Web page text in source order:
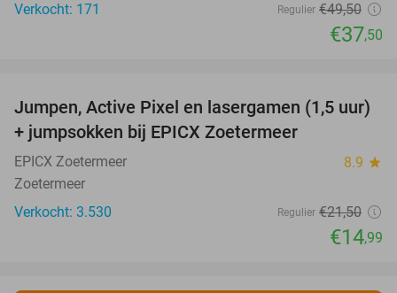
Verkocht: 171
Regulier €49,50
€37,50
30%
Jumpen, Active Pixel en lasergamen (1,5 uur)
+ jumpsokken bij EPICX Zoetermeer
EPICX Zoetermeer 8.9 star
Zoetermeer
Verkocht: 3.530
Regulier €21,50
€14,99